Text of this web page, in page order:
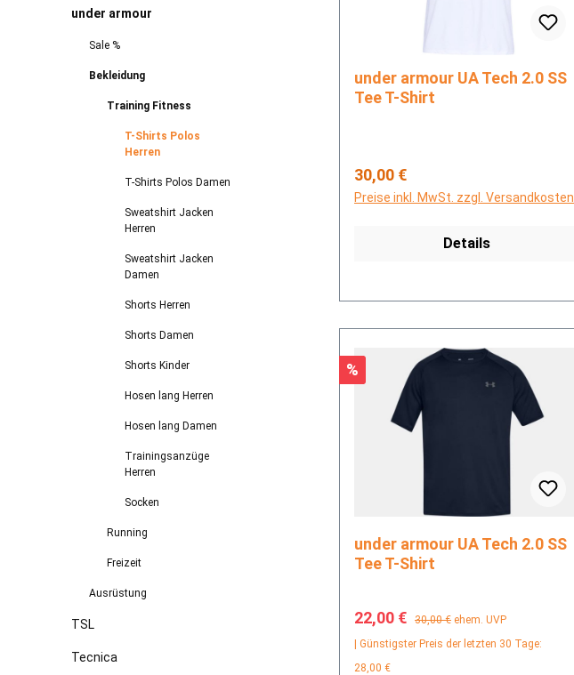
under armour
Sale %
Bekleidung
Training Fitness
T-Shirts Polos
Herren
T-Shirts Polos Damen
Sweatshirt Jacken
Herren
Sweatshirt Jacken
Damen
Shorts Herren
Shorts Damen
Shorts Kinder
Hosen lang Herren
Hosen lang Damen
Trainingsanzüge
Herren
Socken
Running
Freizeit
Ausrüstung
TSL
Tecnica
under armour UA Tech 2.0 SS
Tee T-Shirt
Regulärer Preis:
30,00 €
Preise inkl. MwSt. zzgl. Versandkosten
Details
Rabatt
%
under armour UA Tech 2.0 SS
Tee T-Shirt
Verkaufspreis:
22,00 € Regulärer Preis:
30,00 € ehem. UVP
| Günstigster Preis der letzten 30 Tage:
28,00 €